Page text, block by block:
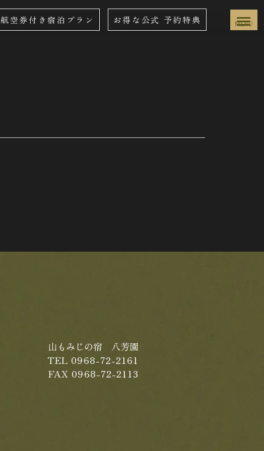
航空券付き宿泊プラン お得な公式 予約特典 MENU
山もみじの宿 八芳園
TEL 0968-72-2161
FAX 0968-72-2113